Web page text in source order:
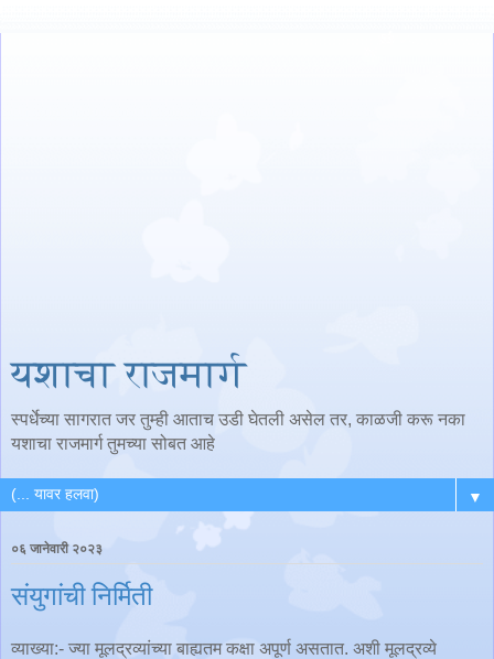
यशाचा राजमार्ग
स्पर्धेच्या सागरात जर तुम्ही आताच उडी घेतली असेल तर, काळजी करू नका
यशाचा राजमार्ग तुमच्या सोबत आहे
▼
०६ जानेवारी २०२३
संयुगांची निर्मिती
व्याख्या:- ज्या मूलद्रव्यांच्या बाह्यतम कक्षा अपूर्ण असतात. अशी मूलद्रव्ये